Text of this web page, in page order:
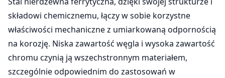
składowi chemicznemu, łączy w sobie korzystne
właściwości mechaniczne z umiarkowaną odpornością
na korozję. Niska zawartość węgla i wysoka zawartość
chromu czynią ją wszechstronnym materiałem,
szczególnie odpowiednim do zastosowań w